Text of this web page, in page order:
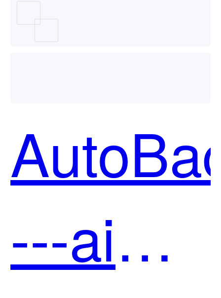
端开发
个好
---ai后